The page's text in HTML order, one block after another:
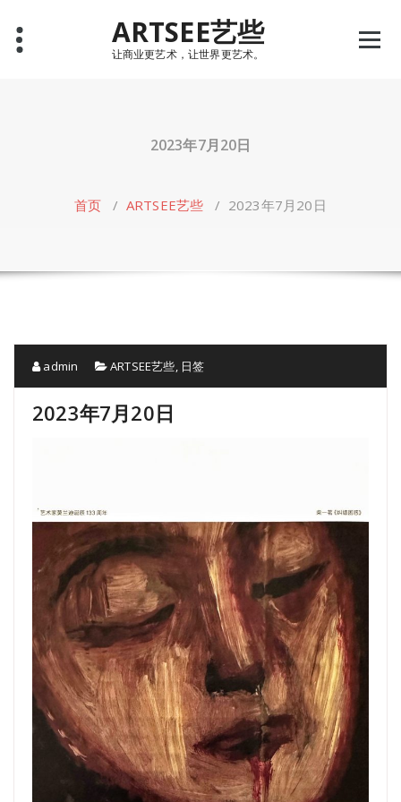
content
ARTSEE艺些
让商业更艺术，让世界更艺术。
2023年7月20日
首页 / ARTSEE艺些 / 2023年7月20日
admin ARTSEE艺些, 日签
2023年7月20日